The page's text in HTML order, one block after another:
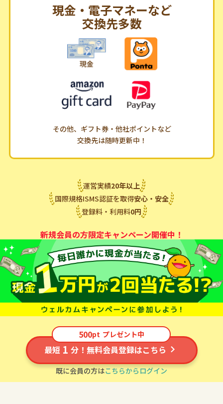
現金・電子マネーなど
交換先多数
その他、ギフト券・他社ポイントなど
交換先は随時更新中！
運営実績20年以上
国際規格ISMS認証を取得安心・安全
登録料・利用料0円
新規会員の方限定キャンペーン開催中！
500pt プレゼント中
最短 1 分！無料会員登録はこちら
既に会員の方はこちらからログイン